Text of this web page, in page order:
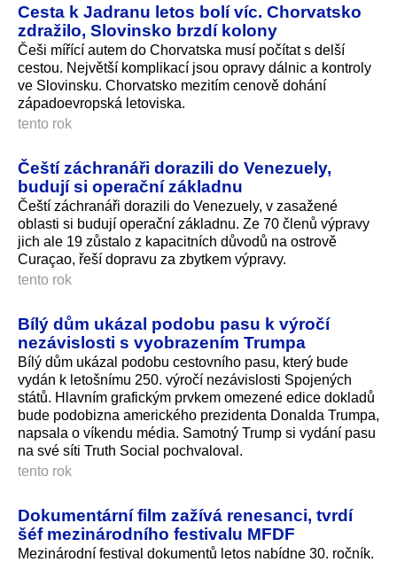
Cesta k Jadranu letos bolí víc. Chorvatsko
zdražilo, Slovinsko brzdí kolony
Češi mířící autem do Chorvatska musí počítat s delší
cestou. Největší komplikací jsou opravy dálnic a kontroly
ve Slovinsku. Chorvatsko mezitím cenově dohání
západoevropská letoviska.
tento rok
Čeští záchranáři dorazili do Venezuely,
budují si operační základnu
Čeští záchranáři dorazili do Venezuely, v zasažené
oblasti si budují operační základnu. Ze 70 členů výpravy
jich ale 19 zůstalo z kapacitních důvodů na ostrově
Curaçao, řeší dopravu za zbytkem výpravy.
tento rok
Bílý dům ukázal podobu pasu k výročí
nezávislosti s vyobrazením Trumpa
Bílý dům ukázal podobu cestovního pasu, který bude
vydán k letošnímu 250. výročí nezávislosti Spojených
států. Hlavním grafickým prvkem omezené edice dokladů
bude podobizna amerického prezidenta Donalda Trumpa,
napsala o víkendu média. Samotný Trump si vydání pasu
na své síti Truth Social pochvaloval.
tento rok
Dokumentární film zažívá renesanci, tvrdí
šéf mezinárodního festivalu MFDF
Mezinárodní festival dokumentů letos nabídne 30. ročník.